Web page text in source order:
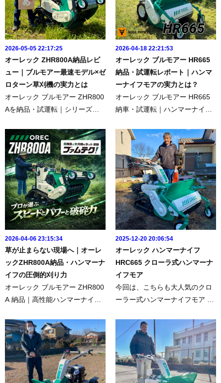
2026-05-05 22:17:25
オーレック ZHR800A納品レビ
ュー｜ブルモアー最速モデル×ゼ
ロターン草刈機の実力とは
オーレック ブルモアー ZHR800
Aを納品・試運転｜シリーズ最
マーナイフモアこのたびは、オ
ーレック ブルモアー ZHR800A
を納品させていただき、誠にあ
りがとうございました。現地...
2026-04-18 22:21:53
オーレック ブルモアー HR665
納品・試運転レポート｜ハンマ
ーナイフモアの実力とは？
オーレック ブルモアー HR665
納車・試運転｜ハンマーナイフ
ック ブルモアー HR665をご納
車させていただき、誠にありが
とうございました。数ある機械
の中からお選びいただき、心よ
り感...
2026-04-06 23:15:34
草が止まらない現場へ｜オーレ
ックZHR800A納品・ハンマーナ
イフの圧倒的刈り力
オーレック ブルモアー ZHR800
A 納品｜高性能ハンマーナイフ
度、オーレック ブルモアー ZH
R800Aを納品させていただきま
した。ご購入いただき誠にあり
がとうございます。ファムテク
では、...
2025-12-20 20:06:54
オーレック ハンマーナイフ
HRC665 クローラ式ハンマーナ
イフモア
今回は、こちらも大人気のクロ
ーラー式ハンマーナイフモア オ
5】を納品させていただきまし
た。刈幅60センチ、クローラー
式なので安定感があり立ち乗り
ステップも使用可能です。▶︎今
回の...